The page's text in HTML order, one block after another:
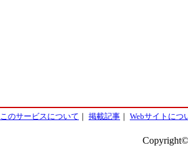
このサービスについて ｜ 掲載記事 ｜ Webサイトにつ